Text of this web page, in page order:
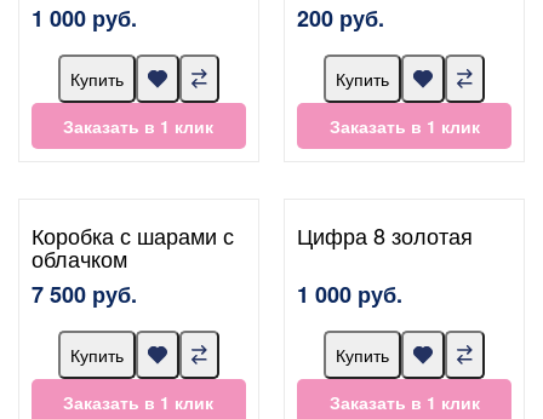
1 000 руб.
Купить
Заказать в 1 клик
200 руб.
Купить
Заказать в 1 клик
Коробка с шарами с
облачком
7 500 руб.
Купить
Заказать в 1 клик
Цифра 8 золотая
1 000 руб.
Купить
Заказать в 1 клик